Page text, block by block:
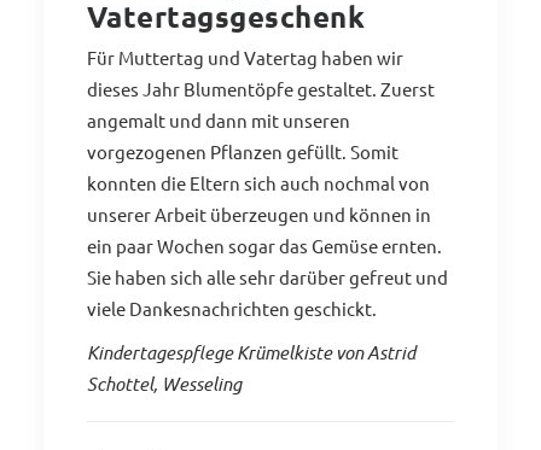
Vatertagsgeschenk
Für Muttertag und Vatertag haben wir
dieses Jahr Blumentöpfe gestaltet. Zuerst
angemalt und dann mit unseren
vorgezogenen Pflanzen gefüllt. Somit
konnten die Eltern sich auch nochmal von
unserer Arbeit überzeugen und können in
ein paar Wochen sogar das Gemüse ernten.
Sie haben sich alle sehr darüber gefreut und
viele Dankesnachrichten geschickt.
Kindertagespflege Krümelkiste von Astrid
Schottel, Wesseling